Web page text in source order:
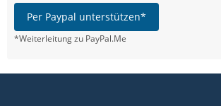
Per Paypal unterstützen*
*Weiterleitung zu PayPal.Me